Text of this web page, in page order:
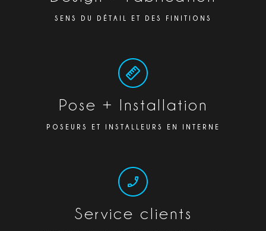
SENS DU DÉTAIL ET DES FINITIONS
Pose + Installation
POSEURS ET INSTALLEURS EN INTERNE
Service clients